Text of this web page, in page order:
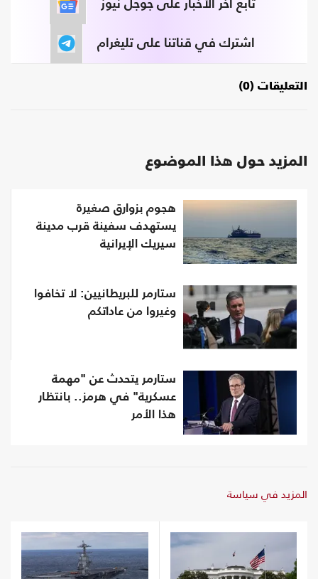
تابع آخر الأخبار على جوجل نيوز
اشترك في قناتنا على تليغرام
التعليقات (0)
المزيد حول هذا الموضوع
هجوم بزوارق صغيرة
يستهدف سفينة قرب مدينة
سيريك الإيرانية
ستارمر للبريطانيين: لا تخافوا
وغيروا من عاداتكم
ستارمر يتحدث عن "مهمة
عسكرية" في هرمز.. بانتظار
هذا الأمر
المزيد في سياسة